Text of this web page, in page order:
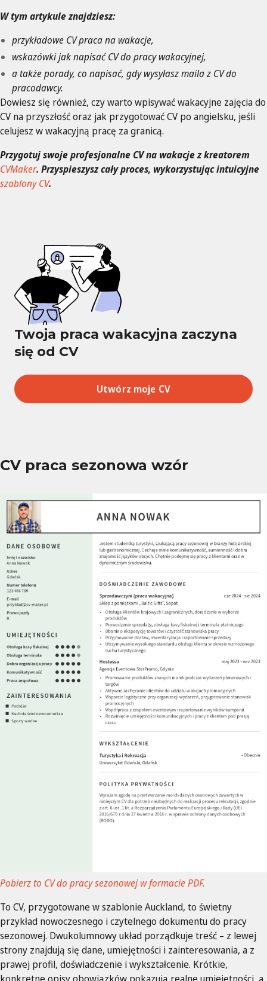
W tym artykule znajdziesz:
przykładowe CV praca na wakacje,
wskazówki jak napisać CV do pracy wakacyjnej,
a także porady, co napisać, gdy wysyłasz maila z CV do
pracodawcy.
Dowiesz się również, czy warto wpisywać wakacyjne zajęcia do
CV na przyszłość oraz jak przygotować CV po angielsku, jeśli
celujesz w wakacyjną pracę za granicą.
Przygotuj swoje profesjonalne CV na wakacje z kreatorem
CVMaker. Przyspieszysz cały proces, wykorzystując intuicyjne
szablony CV.
Twoja praca wakacyjna zaczyna
się od CV
Utwórz moje CV
CV praca sezonowa wzór
Pobierz to CV do pracy sezonowej w formacie PDF.
To CV, przygotowane w szablonie Auckland, to świetny
przykład nowoczesnego i czytelnego dokumentu do pracy
sezonowej. Dwukolumnowy układ porządkuje treść – z lewej
strony znajdują się dane, umiejętności i zainteresowania, a z
prawej profil, doświadczenie i wykształcenie. Krótkie,